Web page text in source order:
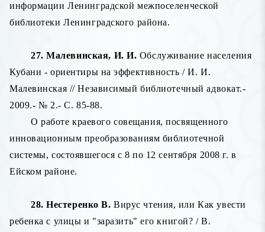
информации Ленинградской межпоселенческой
библиотеки Ленинградского района.
27. Малевинская, И. И. Обслуживание населения
Кубани - ориентиры на эффективность / И. И.
Малевинская // Независимый библиотечный адвокат.-
2009.- № 2.- С. 85-88.
О работе краевого совещания, посвященного
инновационным преобразованиям библиотечной
системы, состоявшегося с 8 по 12 сентября 2008 г. в
Ейском районе.
28. Нестеренко В. Вирус чтения, или Как увести
ребенка с улицы и "заразить" его книгой? / В.